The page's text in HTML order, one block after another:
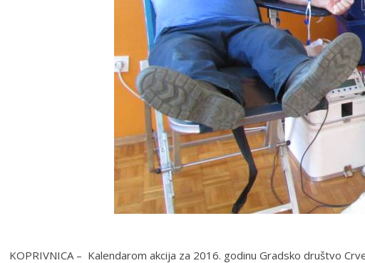
KOPRIVNICA – Kalendarom akcija za 2016. godinu Gradsko društvo